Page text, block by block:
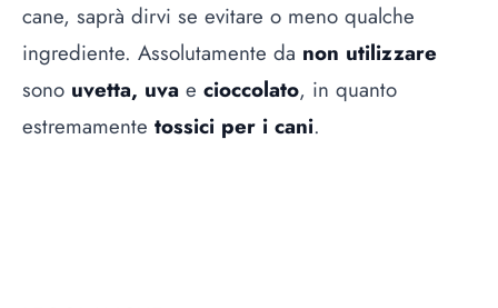
cane, saprà dirvi se evitare o meno qualche
ingrediente. Assolutamente da non utilizzare
sono uvetta, uva e cioccolato, in quanto
estremamente tossici per i cani.